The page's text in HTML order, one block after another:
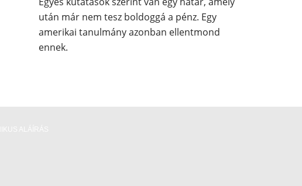
után már nem tesz boldoggá a pénz. Egy
amerikai tanulmány azonban ellentmond
ennek.